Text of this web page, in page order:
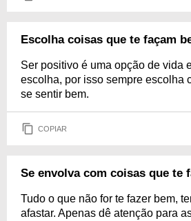
Escolha coisas que te façam
Ser positivo é uma opção de vida
escolha, por isso sempre escolha
se sentir bem.
COPIAR
Se envolva com coisas que te
Tudo o que não for te fazer bem,
afastar. Apenas dê atenção para